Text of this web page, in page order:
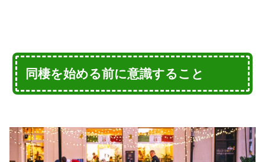
同棲を始める前に意識すること